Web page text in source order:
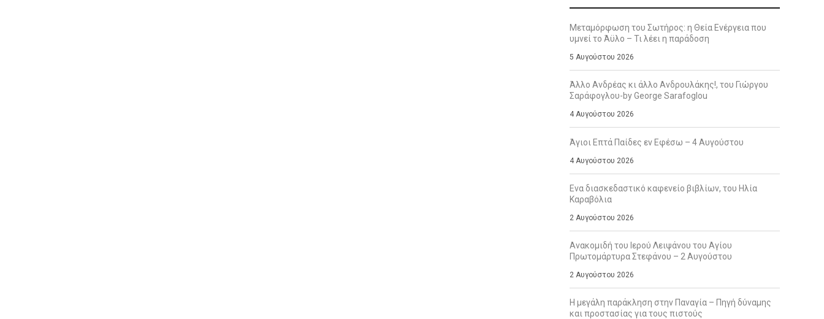
Μεταμόρφωση του Σωτήρος: η Θεία Ενέργεια που
υμνεί το Άϋλο – Τι λέει η παράδοση
5 Αυγούστου 2026
Άλλο Ανδρέας κι άλλο Ανδρουλάκης!, του Γιώργου
Σαράφογλου-by George Sarafoglou
4 Αυγούστου 2026
Άγιοι Επτά Παίδες εν Εφέσω – 4 Αυγούστου
4 Αυγούστου 2026
Ενα διασκεδαστικό καφενείο βιβλίων, του Ηλία
Καραβόλια
2 Αυγούστου 2026
Ανακομιδή του Ιερού Λειψάνου του Αγίου
Πρωτομάρτυρα Στεφάνου – 2 Αυγούστου
2 Αυγούστου 2026
Η μεγάλη παράκληση στην Παναγία – Πηγή δύναμης
και προστασίας για τους πιστούς